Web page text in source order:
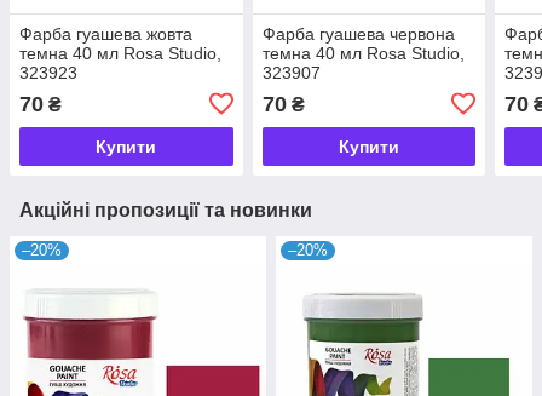
Фарба гуашева жовта
темна 40 мл Rosa Studio,
323923
70 ₴
Купити
Фарба гуашева червона
темна 40 мл Rosa Studio,
323907
70₴
Купити
70
Акційні пропозиції та новинки
–20% –20%